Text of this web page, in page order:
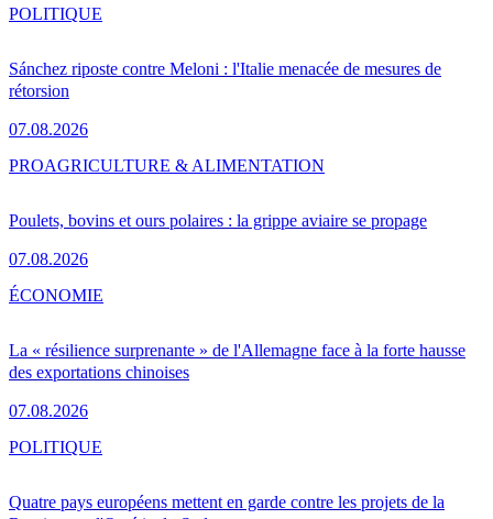
Sánchez riposte contre Meloni : l'Italie menacée de mesures de
rétorsion
07.08.2026
POLITIQUE
Poulets, bovins et ours polaires : la grippe aviaire se propage
07.08.2026
PROAGRICULTURE & ALIMENTATION
La « résilience surprenante » de l'Allemagne face à la forte hausse
des exportations chinoises
07.08.2026
ÉCONOMIE
Quatre pays européens mettent en garde contre les projets de la
POLITIQUE